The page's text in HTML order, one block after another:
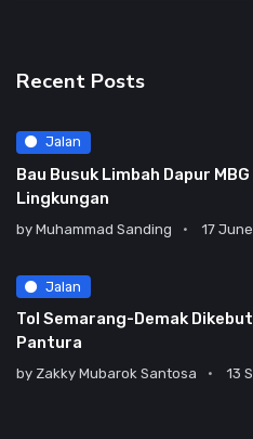
Recent Posts
Jalan
Bau Busuk Limbah Dapur
Lingkungan
by Muhammad Sanding 17
Jalan
Tol Semarang-Demak
Pantura
by Zakky Mubarok Santosa 13